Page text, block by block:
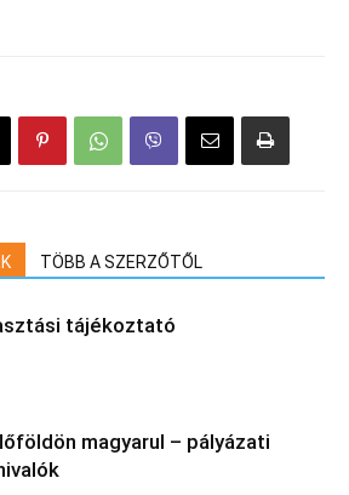
TÖBB A SZERZŐTŐL
tájékoztató
magyarul – pályázati